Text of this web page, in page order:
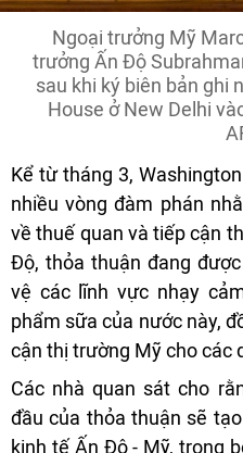
Ngoại trưởng Mỹ
trưởng Ấn Độ
sau khi ký biên bản ghi
House ở New Delhi
Kể từ tháng 3,
nhiều vòng đàm phán
về thuế quan và tiếp cận
Độ, thỏa thuận đang
vệ các lĩnh vực nhạy
phẩm sữa của nước này,
cận thị trường Mỹ cho các
Các nhà quan sát cho
đầu của thỏa thuận sẽ
kinh tế Ấn Độ - Mỹ, trong